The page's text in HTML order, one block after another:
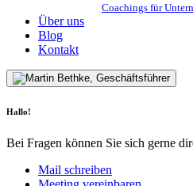
Coachings für
Über uns
Blog
Kontakt
Hallo!
Bei Fragen können Sie sich gerne
Mail schreiben